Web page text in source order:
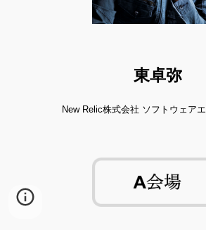
東卓弥
New Relic株式会社 ソフトウェア